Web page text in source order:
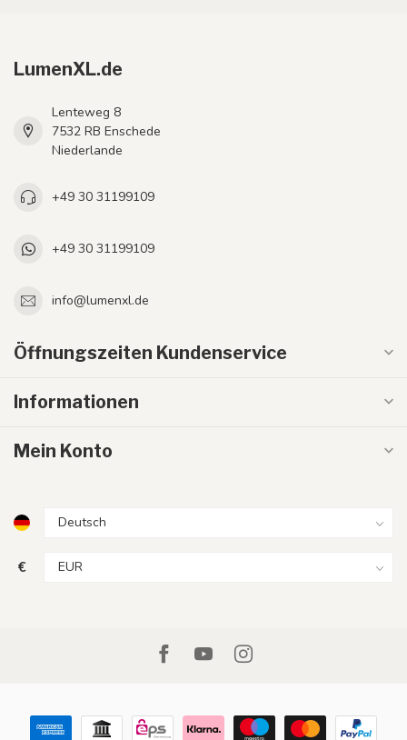
LumenXL.de
Lenteweg 8
7532 RB Enschede
Niederlande
+49 30 31199109
+49 30 31199109
info@lumenxl.de
Öffnungszeiten Kundenservice
Informationen
Mein Konto
€